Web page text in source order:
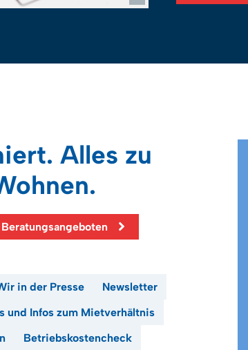
Alles zu
in der Presse
Newsletter
und Infos zum Mietverhältnis
Betriebskostencheck